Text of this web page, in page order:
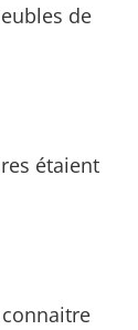
de
étaient